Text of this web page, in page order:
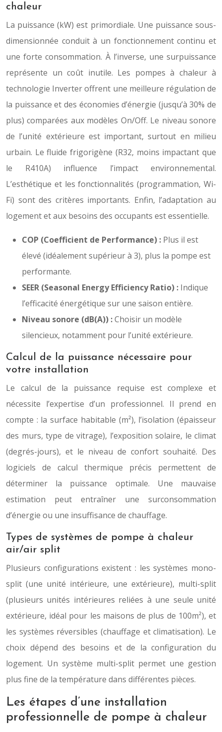
chaleur
La puissance (kW) est primordiale. Une puissance sous-
dimensionnée conduit à un fonctionnement continu et
une forte consommation. À l’inverse, une surpuissance
représente un coût inutile. Les pompes à chaleur à
technologie Inverter offrent une meilleure régulation de
la puissance et des économies d’énergie (jusqu’à 30% de
plus) comparées aux modèles On/Off. Le niveau sonore
de l’unité extérieure est important, surtout en milieu
urbain. Le fluide frigorigène (R32, moins impactant que
le R410A) influence l’impact environnemental.
L’esthétique et les fonctionnalités (programmation, Wi-
Fi) sont des critères importants. Enfin, l’adaptation au
logement et aux besoins des occupants est essentielle.
COP (Coefficient de Performance) : Plus il est
élevé (idéalement supérieur à 3), plus la pompe est
performante.
SEER (Seasonal Energy Efficiency Ratio) : Indique
l’efficacité énergétique sur une saison entière.
Niveau sonore (dB(A)) :Choisir un modèle
silencieux, notamment pour l’unité extérieure.
Calcul de la puissance nécessaire pour
votre installation
Le calcul de la puissance requise est complexe et
nécessite l’expertise d’un professionnel. Il prend en
compte : la surface habitable (m²), l’isolation (épaisseur
des murs, type de vitrage), l’exposition solaire, le climat
(degrés-jours), et le niveau de confort souhaité. Des
logiciels de calcul thermique précis permettent de
déterminer la puissance optimale. Une mauvaise
estimation peut entraîner une surconsommation
d’énergie ou une insuffisance de chauffage.
Types de systèmes de pompe à chaleur
air/air split
Plusieurs configurations existent : les systèmes mono-
split (une unité intérieure, une extérieure), multi-split
(plusieurs unités intérieures reliées à une seule unité
extérieure, idéal pour les maisons de plus de 100m²), et
les systèmes réversibles (chauffage et climatisation). Le
choix dépend des besoins et de la configuration du
logement. Un système multi-split permet une gestion
plus fine de la température dans différentes pièces.
Les étapes d’une installation
professionnelle de pompe à chaleur